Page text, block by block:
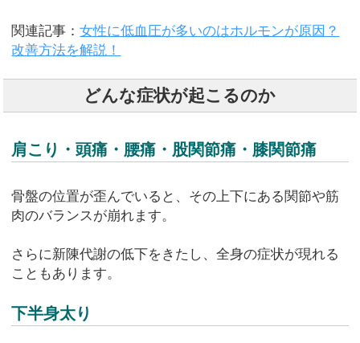
関連記事：女性に低血圧が多いのはホルモンが原因？
改善方法を解説！
どんな症状が起こるのか
肩こり・頭痛・腰痛・股関節痛・膝関節痛
骨盤の位置が歪んでいると、その上下にある関節や筋
肉のバランスが崩れます。
さらに新陳代謝の低下をきたし、全身の症状が現れる
こともあります。
下半身太り